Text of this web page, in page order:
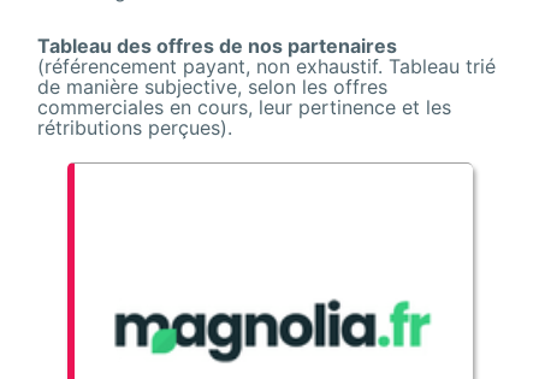
Tableau des offres de nos partenaires
(référencement payant, non exhaustif. Tableau trié
de manière subjective, selon les offres
commerciales en cours, leur pertinence et les
rétributions perçues).